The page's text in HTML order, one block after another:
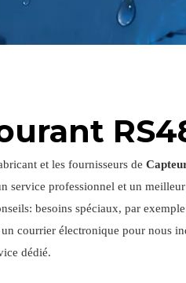
et les fournisseurs de
service professionnel et un
besoins spéciaux, par
courrier électronique pour nous
dédié.